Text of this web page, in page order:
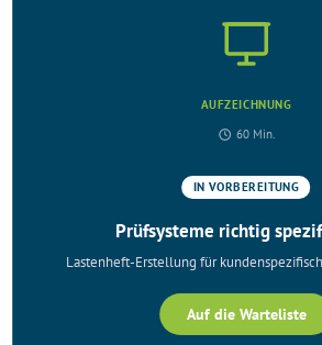
AUFZEICHNUNG
60 Min.
IN VORBEREITUNG
Prüfsysteme richtig
Lastenheft-Erstellung für
Auf die Warteliste